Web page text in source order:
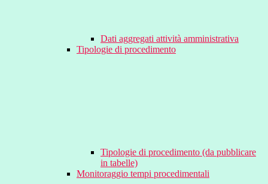
Dati aggregati attività amministrativa
Tipologie di procedimento
Tipologie di procedimento (da pubblicare
in tabelle)
Monitoraggio tempi procedimentali